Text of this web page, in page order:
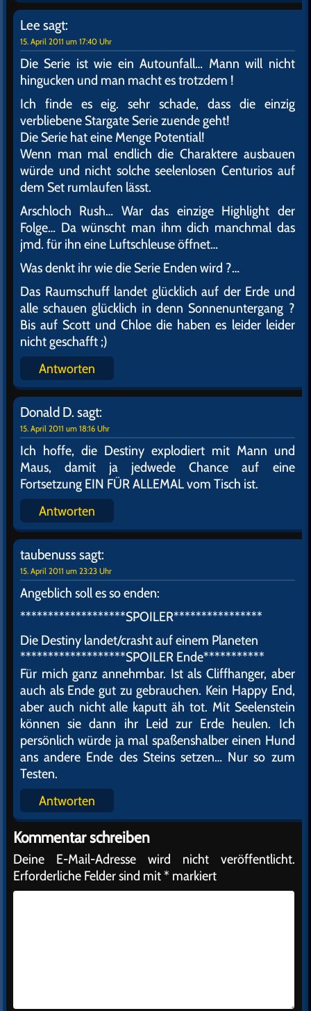
Lee sagt:
15. April 2011 um 17:40 Uhr
Die Serie ist wie ein Autounfall… Mann will nicht
hingucken und man macht es trotzdem !
Ich finde es eig. sehr schade, dass die einzig
verbliebene Stargate Serie zuende geht!
Die Serie hat eine Menge Potential!
Wenn man mal endlich die Charaktere ausbauen
würde und nicht solche seelenlosen Centurios auf
dem Set rumlaufen lässt.
Arschloch Rush… War das einzige Highlight der
Folge… Da wünscht man ihm dich manchmal das
jmd. für ihn eine Luftschleuse öffnet…
Was denkt ihr wie die Serie Enden wird ?…
Das Raumschuff landet glücklich auf der Erde und
alle schauen glücklich in denn Sonnenuntergang ?
Bis auf Scott und Chloe die haben es leider leider
nicht geschafft ;)
Antworten
Donald D. sagt:
15. April 2011 um 18:16 Uhr
Ich hoffe, die Destiny explodiert mit Mann und
Maus, damit ja jedwede Chance auf eine
Fortsetzung EIN FÜR ALLEMAL vom Tisch ist.
Antworten
taubenusssagt:
15. April 2011 um 23:23 Uhr
Angeblich soll es so enden:
*******************SPOILER****************
Die Destiny landet/crasht auf einem Planeten
*******************SPOILER Ende***********
Für mich ganz annehmbar. Ist als Cliffhanger, aber
auch als Ende gut zu gebrauchen. Kein Happy End,
aber auch nicht alle kaputt äh tot. Mit Seelenstein
können sie dann ihr Leid zur Erde heulen. Ich
persönlich würde ja mal spaßenshalber einen Hund
ans andere Ende des Steins setzen… Nur so zum
Testen.
Antworten
Kommentar schreiben
Deine E-Mail-Adresse wird nicht veröffentlicht.
Erforderliche Felder sind mit* markiert